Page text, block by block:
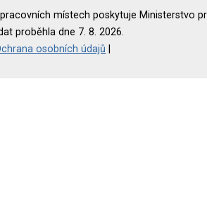
místech poskytuje Ministerstvo
proběhla dne 7. 8. 2026.
osobních údajů